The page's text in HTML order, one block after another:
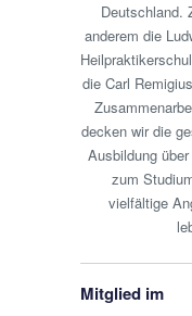
Deutschland.
anderem die
die Carl
decken wir die
Ausbildung
zum
vielfältige
Mitglied im